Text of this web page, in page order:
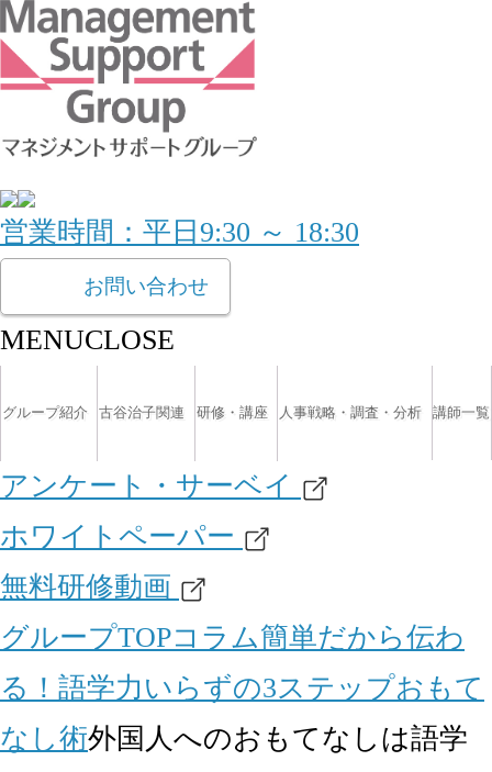
営業時間：平日9:30 ～ 18:30
お問い合わせ
MENUCLOSE
グループ紹介 古谷治子関連 研修・講座 人事戦略・調査・分析 講師一覧
アンケート・サーベイ
ホワイトペーパー
無料研修動画
グループTOPコラム簡単だから伝わ
る！語学力いらずの3ステップおもて
なし術外国人へのおもてなしは語学